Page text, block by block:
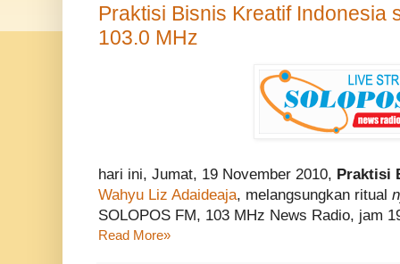
Praktisi Bisnis Kreatif Indonesia
103.0 MHz
hari ini, Jumat, 19 November 2010, Praktisi
Wahyu Liz Adaideaja, melangsungkan ritual
SOLOPOS FM, 103 MHz News Radio, jam
Read More»